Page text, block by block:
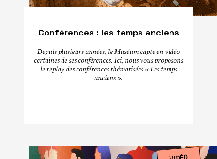
Conférences : les temps anciens
Depuis plusieurs années, le Muséum capte en vidéo
certaines de ses conférences. Ici, nous vous proposons
le replay des conférences thématisées « Les temps
anciens ».